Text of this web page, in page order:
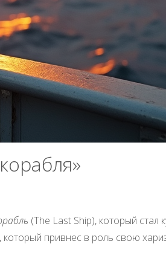
(The Last Ship), который стал
, который привнес в роль свою